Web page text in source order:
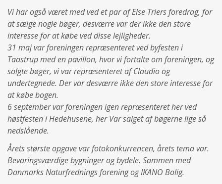
Vi har også været med ved et par af Else Triers foredrag, for
at sælge nogle bøger, desværre var der ikke den store
interesse for at købe ved disse lejligheder.
31 maj var foreningen repræsenteret ved byfesten i
Taastrup med en pavillon, hvor vi fortalte om foreningen, og
solgte bøger, vi var repræsenteret af Claudio og
undertegnede. Der var desværre ikke den store interesse for
at købe bogen.
6september var foreningen igen repræsenteret her ved
høstfesten i Hedehusene, her Var salget af bøgerne lige så
nedslående.
Årets største opgave var fotokonkurrencen, årets tema var.
Bevaringsværdige bygninger og bydele. Sammen med
Danmarks Naturfrednings forening og IKANO Bolig.